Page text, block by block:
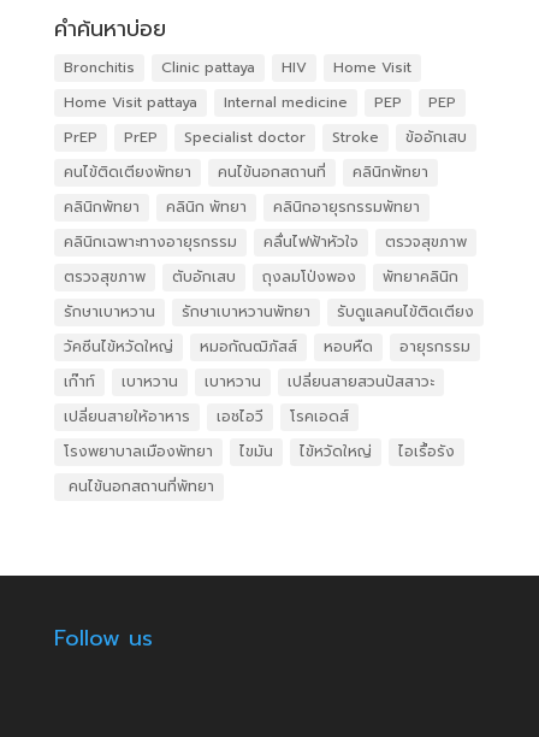
คำค้นหาบ่อย
Bronchitis Clinic pattaya HIV
Home Visit
Home Visit pattaya
Internal medicine PEP
PEP
PrEP
PrEP Specialist doctor Stroke
ข้ออักเสบ
คนไข้ติดเตียงพัทยา
คนไข้นอกสถานที่
คลินิกพัทยา
คลินิกพัทยา
คลินิก พัทยา
คลินิกอายุรกรรมพัทยา
คลินิกเฉพาะทางอายุรกรรม
คลื่นไฟฟ้าหัวใจ
ตรวจสุขภาพ
ตรวจสุขภาพ
ตับอักเสบ ถุงลมโป่งพอง
พัทยาคลินิก
รักษาเบาหวาน
รักษาเบาหวานพัทยา
รับดูแลคนไข้ติดเตียง
วัคซีนไข้หวัดใหญ่
หมอกัณฒิภัสส์ หอบหืด
อายุรกรรม
เก๊าท์
เบาหวาน เบาหวาน
เปลี่ยนสายสวนปัสสาวะ
เปลี่ยนสายให้อาหาร
เอชไอวี
โรคเอดส์
โรงพยาบาลเมืองพัทยา
ไขมัน ไข้หวัดใหญ่
ไอเรื้อรัง
​ คนไข้นอกสถานที่พัทยา
Follow us